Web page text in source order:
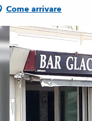
Come arrivare